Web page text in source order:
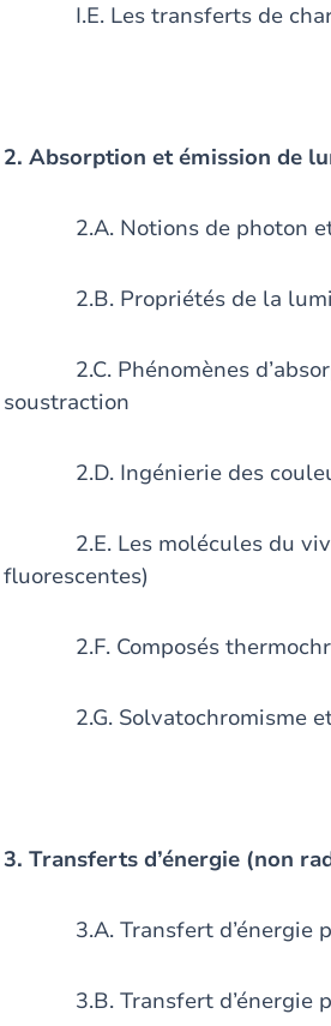
I.E. Les transferts de
2. Absorption et émission de
2.A. Notions de photon et
2.B. Propriétés de la
2.C. Phénomènes
soustraction
2.D. Ingénierie des
2.E. Les molécules du
fluorescentes)
2.F. Composés
2.G. Solvatochromisme et
3. Transferts d’énergie (non
3.A. Transfert d’énergie
3.B. Transfert d’énergie